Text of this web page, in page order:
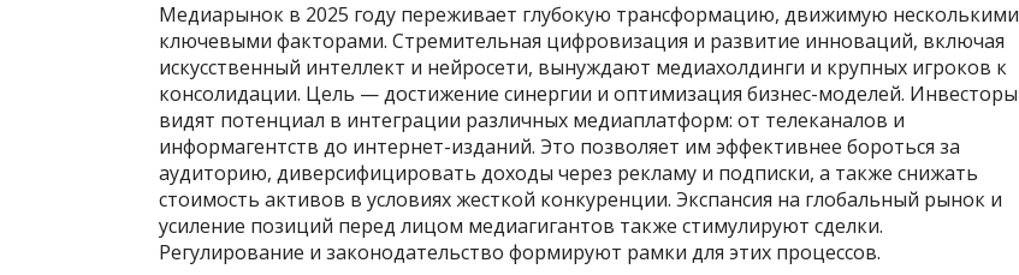
Медиарынок в 2025 году переживает глубокую трансформацию, движимую несколькими
ключевыми факторами. Стремительная цифровизация и развитие инноваций, включая
искусственный интеллект и нейросети, вынуждают медиахолдинги и крупных игроков к
консолидации. Цель — достижение синергии и оптимизация бизнес-моделей. Инвесторы
видят потенциал в интеграции различных медиаплатформ: от телеканалов и
информагентств до интернет-изданий. Это позволяет им эффективнее бороться за
аудиторию, диверсифицировать доходы через рекламу и подписки, а также снижать
стоимость активов в условиях жесткой конкуренции. Экспансия на глобальный рынок и
усиление позиций перед лицом медиагигантов также стимулируют сделки.
Регулирование и законодательство формируют рамки для этих процессов.